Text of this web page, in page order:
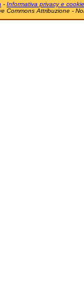
- Informativa privacy e cookie
Commons Attribuzione -